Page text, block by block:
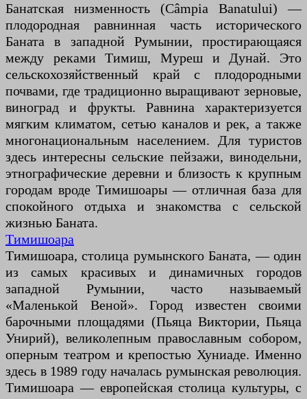
Банатская низменность (Câmpia Banatului) —
плодородная равнинная часть исторического
Баната в западной Румынии, простирающаяся
между реками Тимиш, Муреш и Дунай. Это
сельскохозяйственный край с плодородными
почвами, где традиционно выращивают зерновые,
виноград и фрукты. Равнина характеризуется
мягким климатом, сетью каналов и рек, а также
многонациональным населением. Для туристов
здесь интересны сельские пейзажи, винодельни,
этнографические деревни и близость к крупным
городам вроде Тимишоары — отличная база для
спокойного отдыха и знакомства с сельской
жизнью Баната.
Тимишоара
Тимишоара, столица румынского Баната, — один
из самых красивых и динамичных городов
западной Румынии, часто называемый
«Маленькой Веной». Город известен своими
барочными площадями (Пьяца Виктории, Пьяца
Унирий), великолепным православным собором,
оперным театром и крепостью Хуниаде. Именно
здесь в 1989 году началась румынская революция.
Тимишоара — европейская столица культуры, с